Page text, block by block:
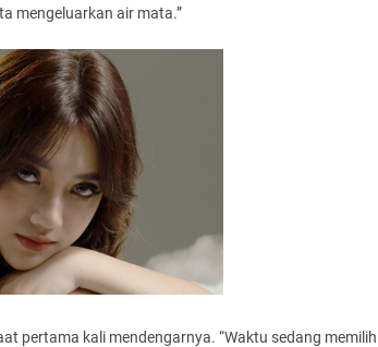
mengeluarkan air mata.”
pertama kali mendengarnya. “Waktu sedang memilih